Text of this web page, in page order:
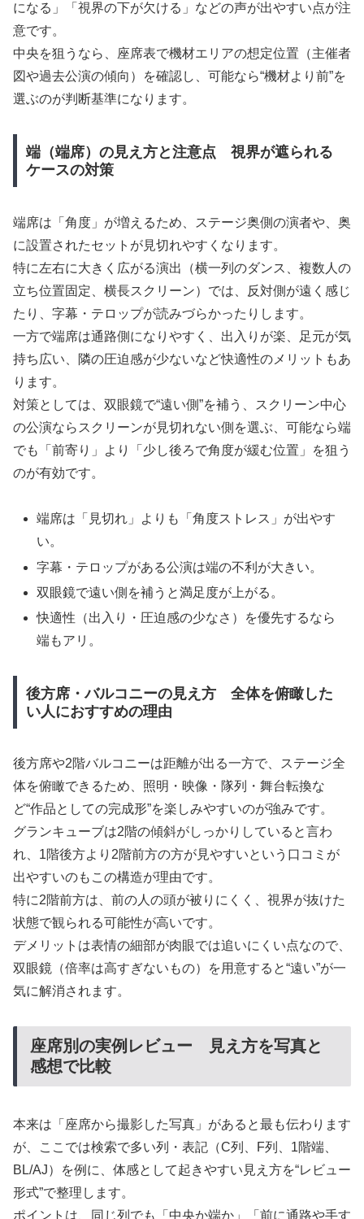
になる」「視界の下が欠ける」などの声が出やすい点が注
意です。
中央を狙うなら、座席表で機材エリアの想定位置（主催者
図や過去公演の傾向）を確認し、可能なら“機材より前”を
選ぶのが判断基準になります。
端（端席）の見え方と注意点 視界が遮られる
ケースの対策
端席は「角度」が増えるため、ステージ奥側の演者や、奥
に設置されたセットが見切れやすくなります。
特に左右に大きく広がる演出（横一列のダンス、複数人の
立ち位置固定、横長スクリーン）では、反対側が遠く感じ
たり、字幕・テロップが読みづらかったりします。
一方で端席は通路側になりやすく、出入りが楽、足元が気
持ち広い、隣の圧迫感が少ないなど快適性のメリットもあ
ります。
対策としては、双眼鏡で“遠い側”を補う、スクリーン中心
の公演ならスクリーンが見切れない側を選ぶ、可能なら端
でも「前寄り」より「少し後ろで角度が緩む位置」を狙う
のが有効です。
端席は「見切れ」よりも「角度ストレス」が出やす
い。
字幕・テロップがある公演は端の不利が大きい。
双眼鏡で遠い側を補うと満足度が上がる。
快適性（出入り・圧迫感の少なさ）を優先するなら
端もアリ。
後方席・バルコニーの見え方 全体を俯瞰した
い人におすすめの理由
後方席や2階バルコニーは距離が出る一方で、ステージ全
体を俯瞰できるため、照明・映像・隊列・舞台転換な
ど“作品としての完成形”を楽しみやすいのが強みです。
グランキューブは2階の傾斜がしっかりしていると言わ
れ、1階後方より2階前方の方が見やすいという口コミが
出やすいのもこの構造が理由です。
特に2階前方は、前の人の頭が被りにくく、視界が抜けた
状態で観られる可能性が高いです。
デメリットは表情の細部が肉眼では追いにくい点なので、
双眼鏡（倍率は高すぎないもの）を用意すると“遠い”が一
気に解消されます。
座席別の実例レビュー 見え方を写真と
感想で比較
本来は「座席から撮影した写真」があると最も伝わります
が、ここでは検索で多い列・表記（C列、F列、1階端、
BL/AJ）を例に、体感として起きやすい見え方を“レビュー
形式”で整理します。
ポイントは、同じ列でも「中央か端か」「前に通路や手す